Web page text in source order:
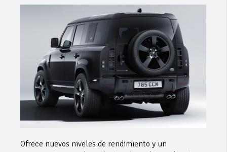
Ofrece nuevos niveles de rendimiento y un